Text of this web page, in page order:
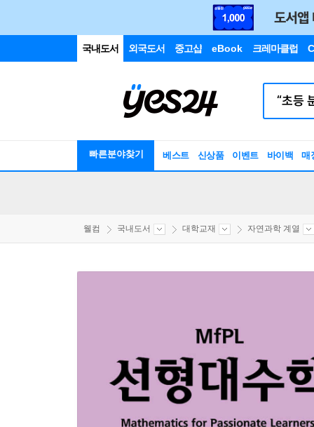
국내도서 외국도서 중고샵 eBook 크레마클럽
빠른분야찾기 베스트 신상품 이벤트 바이백 매
웰컴 국내도서 대학교재 자연과학 계열